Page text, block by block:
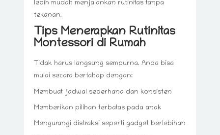
lebih mudah menjalankan rutinitas tanpa
tekanan.
Tips Menerapkan Rutinitas
Montessori di Rumah
Tidak harus langsung sempurna. Anda bisa
mulai secara bertahap dengan:
Membuat jadwal sederhana dan konsisten
Memberikan pilihan terbatas pada anak
Mengurangi distraksi seperti gadget berlebihan